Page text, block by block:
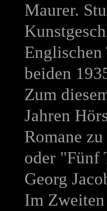
Maurer.
beiden
Zum
Jahren
Romane
oder "Fünf
Georg
Im